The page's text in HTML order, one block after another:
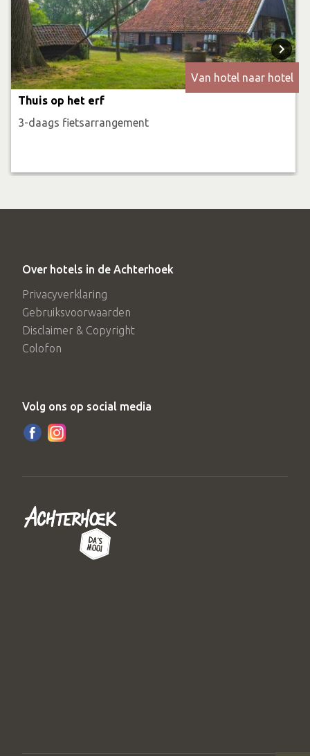
Van hotel naar hotel
Thuis op het erf
3-daags fietsarrangement
Over hotels in de Achterhoek
Privacyverklaring
Gebruiksvoorwaarden
Disclaimer & Copyright
Colofon
Volg ons op social media